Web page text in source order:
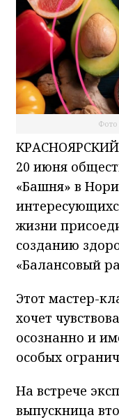
Фото
20 июня
«Башня» в
жизни
созданию
«Балансовый
Этот мастер-
хочет
осознанно и
особых
На встрече
выпускница